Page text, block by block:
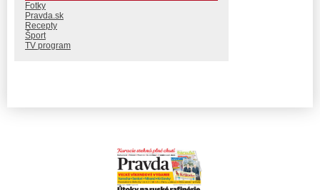
Fotky
Pravda.sk
Recepty
Šport
TV program